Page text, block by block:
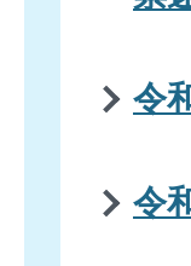
令
令